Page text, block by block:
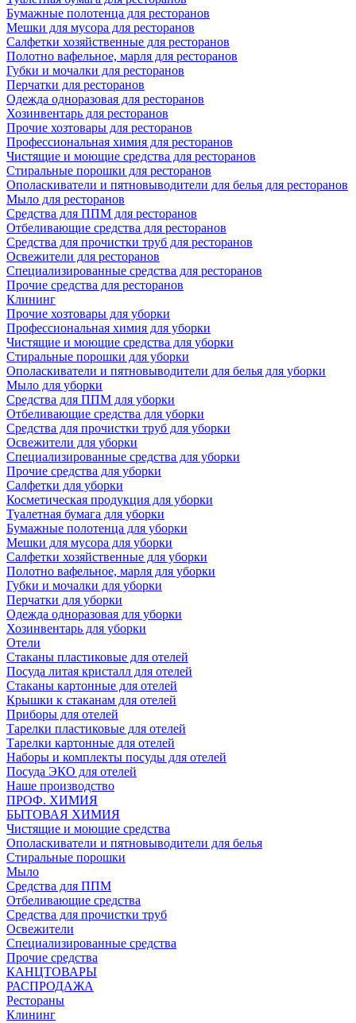
Бумажные полотенца для ресторанов
Мешки для мусора для ресторанов
Салфетки хозяйственные для ресторанов
Полотно вафельное, марля для ресторанов
Губки и мочалки для ресторанов
Перчатки для ресторанов
Одежда одноразовая для ресторанов
Хозинвентарь для ресторанов
Прочие хозтовары для ресторанов
Профессиональная химия для ресторанов
Чистящие и моющие средства для ресторанов
Стиральные порошки для ресторанов
Ополаскиватели и пятновыводители для белья для ресторанов
Мыло для ресторанов
Средства для ППМ для ресторанов
Отбеливающие средства для ресторанов
Средства для прочистки труб для ресторанов
Освежители для ресторанов
Специализированные средства для ресторанов
Прочие средства для ресторанов
Клининг
Прочие хозтовары для уборки
Профессиональная химия для уборки
Чистящие и моющие средства для уборки
Стиральные порошки для уборки
Ополаскиватели и пятновыводители для белья для уборки
Мыло для уборки
Средства для ППМ для уборки
Отбеливающие средства для уборки
Средства для прочистки труб для уборки
Освежители для уборки
Специализированные средства для уборки
Прочие средства для уборки
Салфетки для уборки
Косметическая продукция для уборки
Туалетная бумага для уборки
Бумажные полотенца для уборки
Мешки для мусора для уборки
Салфетки хозяйственные для уборки
Полотно вафельное, марля для уборки
Губки и мочалки для уборки
Перчатки для уборки
Одежда одноразовая для уборки
Хозинвентарь для уборки
Отели
Стаканы пластиковые для отелей
Посуда литая кристалл для отелей
Стаканы картонные для отелей
Крышки к стаканам для отелей
Приборы для отелей
Тарелки пластиковые для отелей
Тарелки картонные для отелей
Наборы и комплекты посуды для отелей
Посуда ЭКО для отелей
Наше производство
ПРОФ. ХИМИЯ
БЫТОВАЯ ХИМИЯ
Чистящие и моющие средства
Ополаскиватели и пятновыводители для белья
Стиральные порошки
Мыло
Средства для ППМ
Отбеливающие средства
Средства для прочистки труб
Освежители
Специализированные средства
Прочие средства
КАНЦТОВАРЫ
РАСПРОДАЖА
Рестораны
Клининг